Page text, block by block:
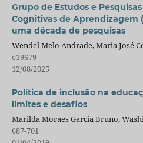
Grupo de Estudos e
Cognitivas de Aprendizagem
uma década de pesquisas
Wendel Melo Andrade, Maria José
e19679
12/08/2025
Política de inclusão na
limites e desafios
Marilda Moraes Garcia Bruno,
687-701